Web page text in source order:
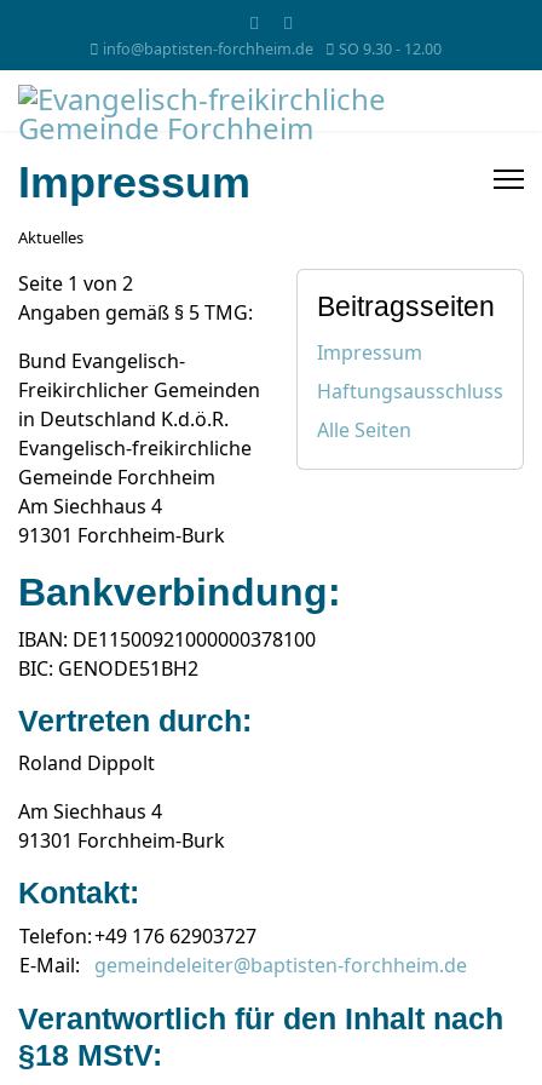
info@baptisten-forchheim.de SO 9.30 - 12.00
Impressum
Aktuelles
Beitragsseiten
Impressum
Haftungsausschluss
Alle Seiten
Seite 1 von 2
Angaben gemäß § 5 TMG:
Bund Evangelisch-
Freikirchlicher Gemeinden
in Deutschland K.d.ö.R.
Evangelisch-freikirchliche
Gemeinde Forchheim
Am Siechhaus 4
91301 Forchheim-Burk
Bankverbindung:
IBAN: DE11500921000000378100
BIC: GENODE51BH2
Vertreten durch:
Roland Dippolt
Am Siechhaus 4
91301 Forchheim-Burk
Kontakt:
Telefon:
E-Mail:
+49 176 62903727
gemeindeleiter@baptisten-forchheim.de
Verantwortlich für den Inhalt nach
§18 MStV: